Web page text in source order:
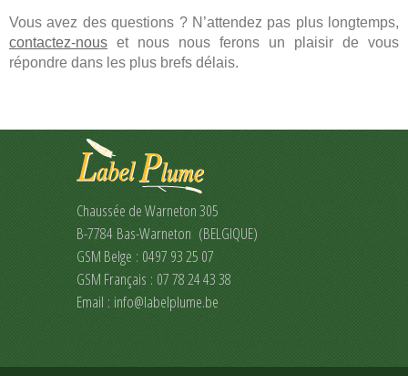
Vous avez des questions ? N’attendez pas plus longtemps,
contactez-nous et nous nous ferons un plaisir de vous
répondre dans les plus brefs délais.
Chaussée de Warneton 305
B-7784 Bas-Warneton (BELGIQUE)
GSM Belge : 0497 93 25 07
GSM Français : 07 78 24 43 38
Email : info@labelplume.be